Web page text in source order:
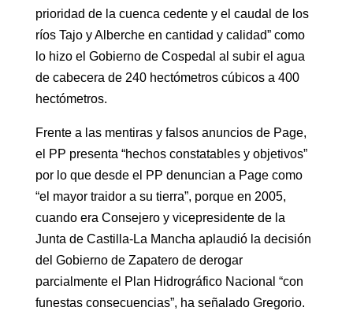
prioridad de la cuenca cedente y el caudal de los
ríos Tajo y Alberche en cantidad y calidad” como
lo hizo el Gobierno de Cospedal al subir el agua
de cabecera de 240 hectómetros cúbicos a 400
hectómetros.
Frente a las mentiras y falsos anuncios de Page,
el PP presenta “hechos constatables y objetivos”
por lo que desde el PP denuncian a Page como
“el mayor traidor a su tierra”, porque en 2005,
cuando era Consejero y vicepresidente de la
Junta de Castilla-La Mancha aplaudió la decisión
del Gobierno de Zapatero de derogar
parcialmente el Plan Hidrográfico Nacional “con
funestas consecuencias”, ha señalado Gregorio.